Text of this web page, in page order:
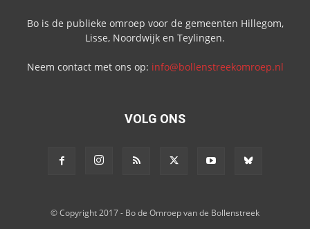
Bo is de publieke omroep voor de gemeenten Hillegom,
Lisse, Noordwijk en Teylingen.
Neem contact met ons op: info@bollenstreekomroep.nl
VOLG ONS
© Copyright 2017 - Bo de Omroep van de Bollenstreek